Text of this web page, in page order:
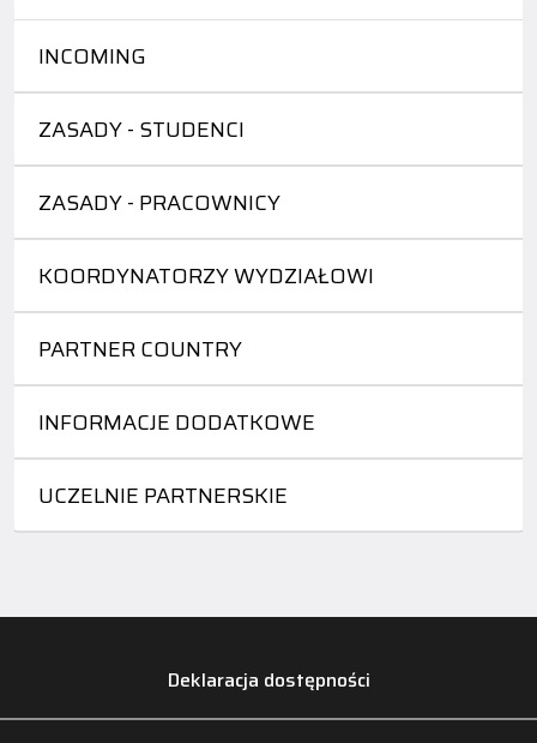
INCOMING
ZASADY - STUDENCI
ZASADY - PRACOWNICY
KOORDYNATORZY WYDZIAŁOWI
PARTNER COUNTRY
INFORMACJE DODATKOWE
UCZELNIE PARTNERSKIE
Deklaracja dostępności